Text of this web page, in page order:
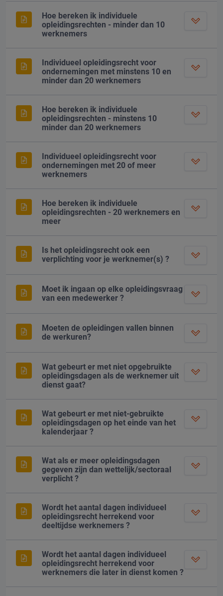
Hoe bereken ik individuele
opleidingsrechten - minder dan 10
werknemers
Individueel opleidingsrecht voor
ondernemingen met minstens 10 en
minder dan 20 werknemers
Hoe bereken ik individuele
opleidingsrechten - minstens 10
minder dan 20 werknemers
Individueel opleidingsrecht voor
ondernemingen met 20 of meer
werknemers
Hoe bereken ik individuele
opleidingsrechten - 20 werknemers en
meer
Is het opleidingsrecht ook een
verplichting voor je werknemer(s) ?
Moet ik ingaan op elke opleidingsvraag
van een medewerker ?
Moeten de opleidingen vallen binnen
de werkuren?
Wat gebeurt er met niet opgebruikte
opleidingsdagen als de werknemer uit
dienst gaat?
Wat gebeurt er met niet-gebruikte
opleidingsdagen op het einde van het
kalenderjaar ?
Wat als er meer opleidingsdagen
gegeven zijn dan wettelijk/sectoraal
verplicht ?
Wordt het aantal dagen individueel
opleidingsrecht herrekend voor
deeltijdse werknemers ?
Wordt het aantal dagen individueel
opleidingsrecht herrekend voor
werknemers die later in dienst komen ?